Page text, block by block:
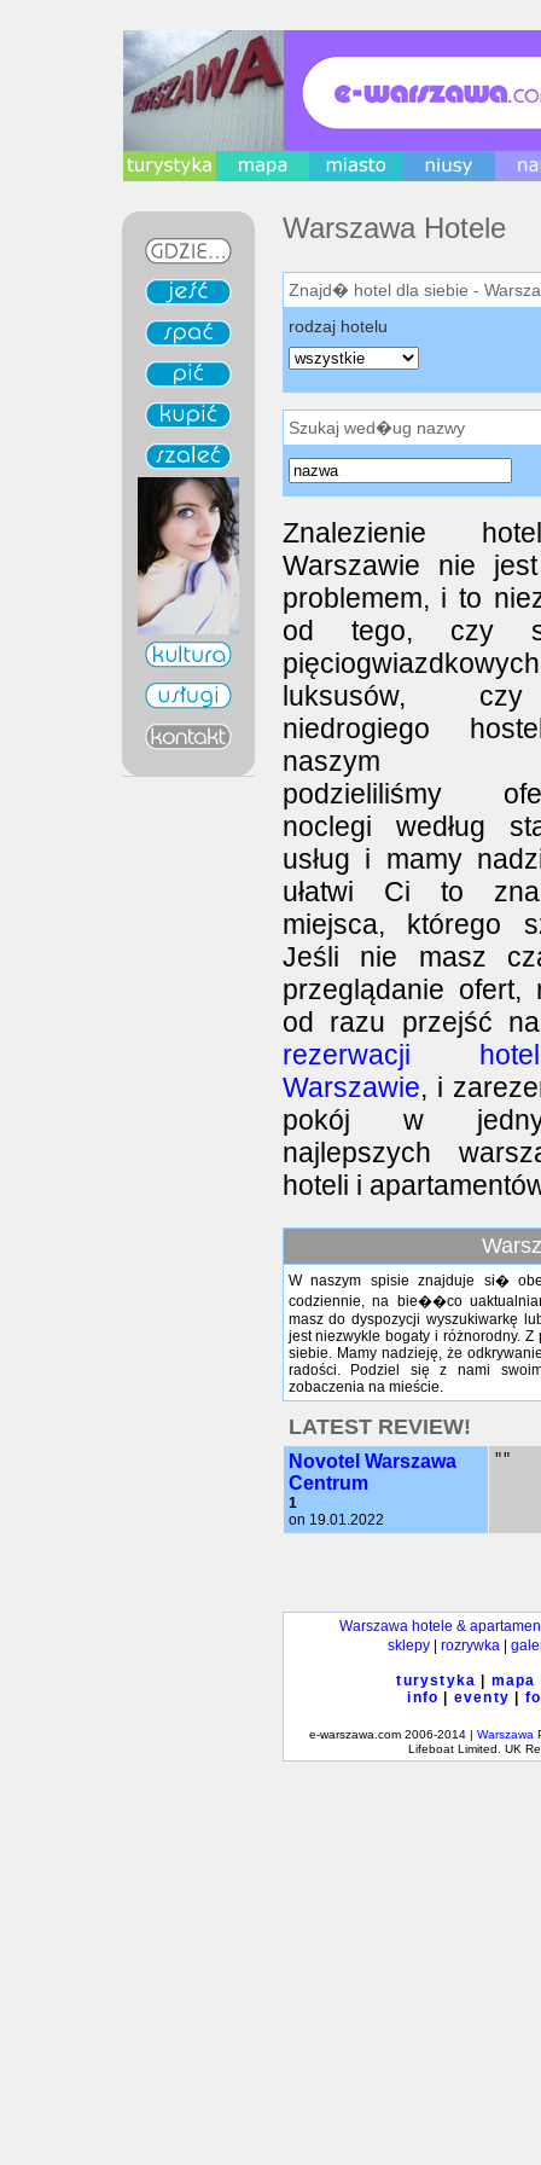
Warszawa Hotele
Znajd� hotel dla siebie -
rodzaj hotelu
Szukaj wed�ug nazwy
Znalezienie
Warszawie nie
problemem, i to
od tego, czy
pięciogwiazdkowych
luksusów,
niedrogiego
naszym
podzieliliśmy
noclegi według
usług i mamy
ułatwi Ci to
miejsca, którego
Jeśli nie masz
przeglądanie ofert,
od razu przejść
rezerwacji
Warszawie, i
pokój w
najlepszych
hoteli i
W naszym spisie znajduje si�
codziennie, na bie��co
masz do dyspozycji wyszukiwarkę
jest niezwykle bogaty i różnorodny.
siebie. Mamy nadzieję, że
radości. Podziel się z nami
zobaczenia na mieście.
LATEST REVIEW!
Novotel Warszawa
Centrum
1
on 19.01.2022
""
Warszawa hotele &
sklepy
rozrywka
turystyka mapa
info
eventy
e-warszawa.com 2006-2014 | Warszawa
Lifeboat Limited. UK